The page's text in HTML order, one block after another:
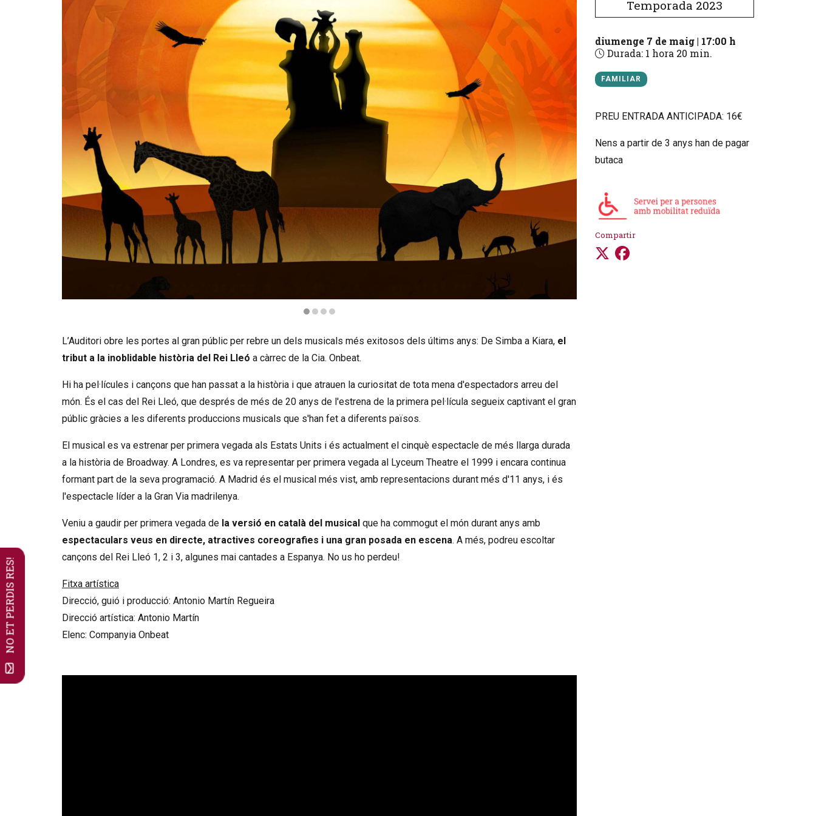
NO ET PERDIS RES!
Temporada 2023
diumenge 7 de maig| 17:00 h
Durada:1 hora 20 min.
FAMILIAR
PREU ENTRADA ANTICIPADA: 16€
Nens a partir de 3 anys han de pagar
butaca
Compartir
L’Auditori obre les portes al gran públic per rebre un dels musicals més exitosos dels últims anys: De Simba a Kiara, el
tribut a la inoblidable història del Rei Lleó a càrrec de la Cia. Onbeat.
Hi ha pel·lícules i cançons que han passat a la història i que atrauen la curiositat de tota mena d'espectadors arreu del
món. És el cas del Rei Lleó, que després de més de 20 anys de l'estrena de la primera pel·lícula segueix captivant el gran
públic gràcies a les diferents produccions musicals que s'han fet a diferents països.
El musical es va estrenar per primera vegada als Estats Units i és actualment el cinquè espectacle de més llarga durada
a la història de Broadway. A Londres, es va representar per primera vegada al Lyceum Theatre el 1999 i encara continua
formant part de la seva programació. A Madrid és el musical més vist, amb representacions durant més d'11 anys, i és
l'espectacle líder a la Gran Via madrilenya.
Veniu a gaudir per primera vegada de la versió en català del musical que ha commogut el món durant anys amb
espectaculars veus en directe, atractives coreografies i una gran posada en escena. A més, podreu escoltar
cançons del Rei Lleó 1, 2 i 3, algunes mai cantades a Espanya. No us ho perdeu!
Fitxa artística
Direcció, guió i producció: Antonio Martín Regueira
Direcció artística: Antonio Martín
Elenc: Companyia Onbeat